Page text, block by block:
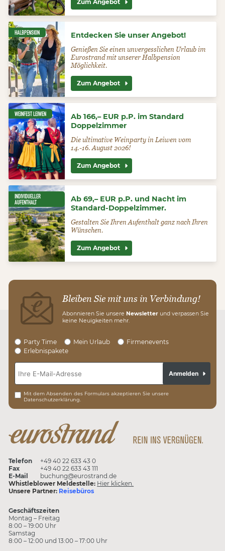
Zum Angebot
HALBPENSION Entdecken Sie unser Angebot!
Genießen Sie einen unvergesslichen Urlaub im
Eurostrand mit unserer Halbpension
Möglichkeit.
Zum Angebot
WEINFEST LEIWEN
Ab 166,– EUR p.P. im Standard
Doppelzimmer
Die ultimative Weinparty in Leiwen vom
14.-16. August 2026!
Zum Angebot
INDIVIDUELLER
AUFENTHALT
Ab 69,– EUR p.P. und Nacht im
Standard-Doppelzimmer.
Gestalten Sie Ihren Aufenthalt ganz nach Ihren
Wünschen.
Zum Angebot
Bleiben Sie mit uns in Verbindung!
Abonnieren Sie unsere Newsletter und verpassen Sie
keine Neuigkeiten mehr.
Party Time Mein Urlaub
Firmenevents
Erlebnispakete
Mit dem Absenden des Formulars akzeptieren Sie unsere
Datenschutzerklärung.
Anmelden
Telefon
+49 40 22 633 43 0
Fax
+49 40 22 633 43 111
E-Mail
buchung@eurostrand.de
Whistleblower Meldestelle: Hier klicken.
Unsere Partner: Reisebüros
Geschäftszeiten
Montag – Freitag
8:00 – 19:00 Uhr
Samstag
8:00 – 12:00 und 13:00 – 17:00 Uhr